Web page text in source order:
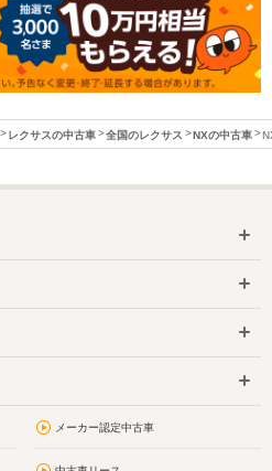
レクサスの中古車 全国のレクサス NXの中古車
メーカー認定中古車